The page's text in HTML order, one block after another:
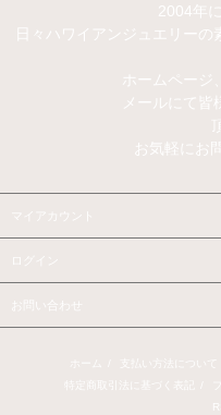
2004年
日々ハワイアンジュエリー
ホームページ
メールにて皆
お気軽にお
マイアカウント
お問い合わせ
特定商取引法に基づく表記